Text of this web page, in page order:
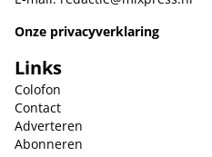
Onze privacyverklaring
Links
Colofon
Contact
Adverteren
Abonneren